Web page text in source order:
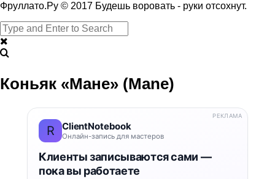
Фруллато.Ру © 2017 Будешь воровать - руки отсохнут.
Коньяк «Мане» (Mane)
R ClientNotebook
Онлайн-запись для мастеров
Клиенты записываются сами —
пока вы работаете
РЕКЛАМА